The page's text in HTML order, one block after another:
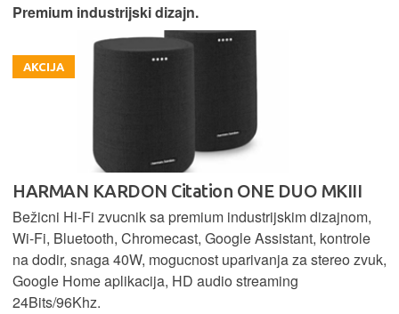
Premium industrijski dizajn.
AKCIJA
HARMAN KARDON Citation ONE DUO MKIII
Bežicni Hi-Fi zvucnik sa premium industrijskim dizajnom,
Wi-Fi, Bluetooth, Chromecast, Google Assistant, kontrole
na dodir, snaga 40W, mogucnost uparivanja za stereo zvuk,
Google Home aplikacija, HD audio streaming
24Bits/96Khz.